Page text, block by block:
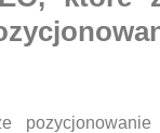
pozycjonowanie